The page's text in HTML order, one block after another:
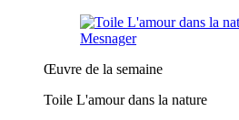
Œuvre de la semaine
Toile L'amour dans la nature